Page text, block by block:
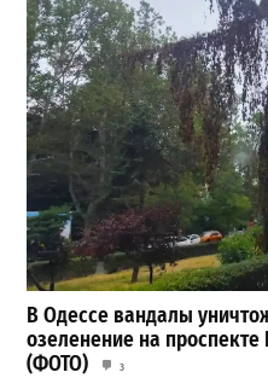
В Одессе вандалы
озеленение на
(ФОТО)
3